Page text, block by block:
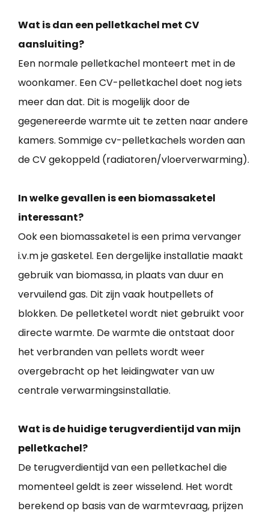
Wat is dan een pelletkachel met CV
aansluiting?
Een normale pelletkachel monteert met in de
woonkamer. Een CV-pelletkachel doet nog iets
meer dan dat. Dit is mogelijk door de
gegenereerde warmte uit te zetten naar andere
kamers. Sommige cv-pelletkachels worden aan
de CV gekoppeld (radiatoren/vloerverwarming).
In welke gevallen is een biomassaketel
interessant?
Ook een biomassaketel is een prima vervanger
i.v.m je gasketel. Een dergelijke installatie maakt
gebruik van biomassa, in plaats van duur en
vervuilend gas. Dit zijn vaak houtpellets of
blokken. De pelletketel wordt niet gebruikt voor
directe warmte. De warmte die ontstaat door
het verbranden van pellets wordt weer
overgebracht op het leidingwater van uw
centrale verwarmingsinstallatie.
Wat is de huidige terugverdientijd van mijn
pelletkachel?
De terugverdientijd van een pelletkachel die
momenteel geldt is zeer wisselend. Het wordt
berekend op basis van de warmtevraag, prijzen